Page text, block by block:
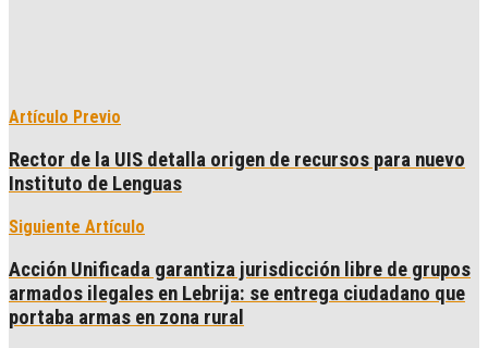
Artículo Previo
Rector de la UIS detalla origen de recursos para nuevo
Instituto de Lenguas
Siguiente Artículo
Acción Unificada garantiza jurisdicción libre de grupos
armados ilegales en Lebrija: se entrega ciudadano que
portaba armas en zona rural